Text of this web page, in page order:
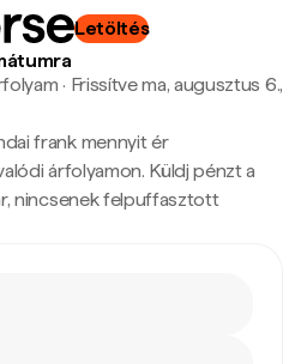
Letöltés
· Frissítve ma, augusztus 6.,
frank mennyit ér
árfolyamon. Küldj pénzt a
nincsenek felpuffasztott